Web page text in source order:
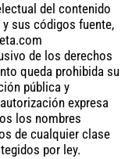
del contenido
sus códigos fuente,
de los derechos
queda prohibida su
pública y
expresa
los nombres
de cualquier clase
por ley.